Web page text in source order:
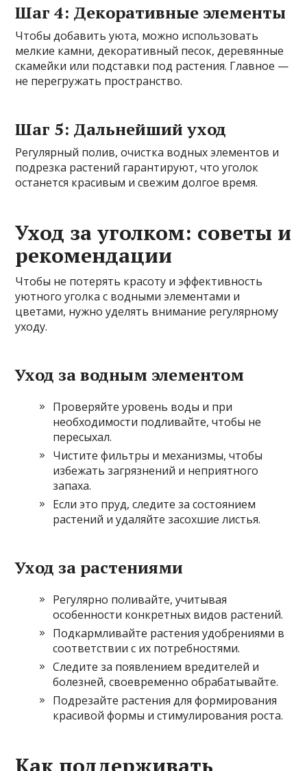
Шаг 4: Декоративные элементы
Чтобы добавить уюта, можно использовать
мелкие камни, декоративный песок, деревянные
скамейки или подставки под растения. Главное —
не перегружать пространство.
Шаг 5: Дальнейший уход
Регулярный полив, очистка водных элементов и
подрезка растений гарантируют, что уголок
останется красивым и свежим долгое время.
Уход за уголком: советы и
рекомендации
Чтобы не потерять красоту и эффективность
уютного уголка с водными элементами и
цветами, нужно уделять внимание регулярному
уходу.
Уход за водным элементом
Проверяйте уровень воды и при
необходимости подливайте, чтобы не
пересыхал.
Чистите фильтры и механизмы, чтобы
избежать загрязнений и неприятного
запаха.
Если это пруд, следите за состоянием
растений и удаляйте засохшие листья.
Уход за растениями
Регулярно поливайте, учитывая
особенности конкретных видов растений.
Подкармливайте растения удобрениями в
соответствии с их потребностями.
Следите за появлением вредителей и
болезней, своевременно обрабатывайте.
Подрезайте растения для формирования
красивой формы и стимулирования роста.
Как поддерживать